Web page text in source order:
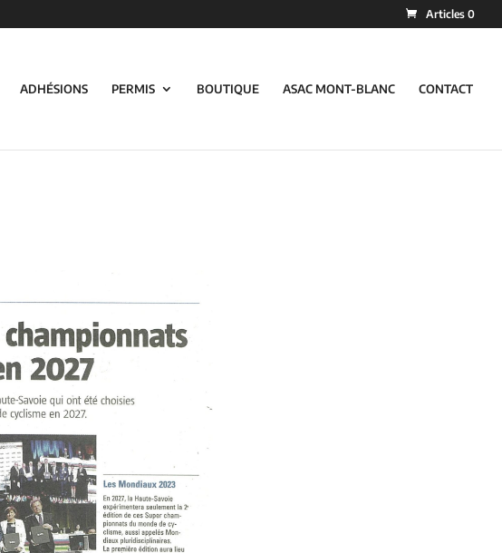
Articles 0
ADHÉSIONS PERMIS BOUTIQUE ASAC MONT-BLANC CONTACT